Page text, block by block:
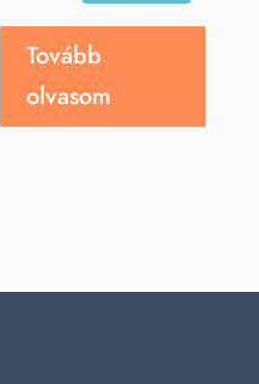
Tovább
olvasom